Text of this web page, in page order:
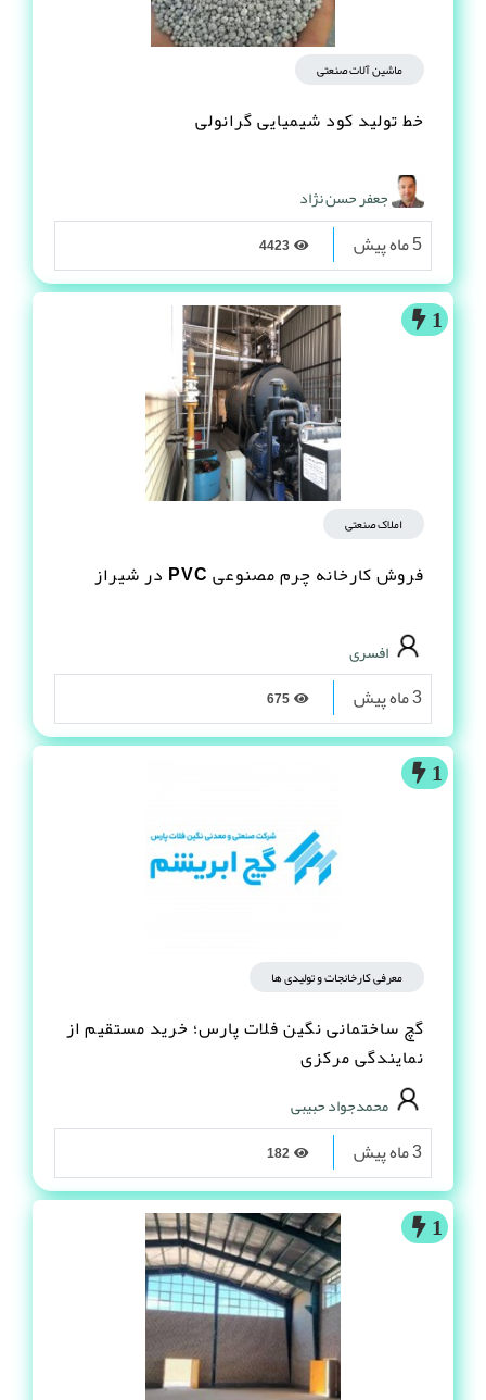
ماشین آلات صنعتی
خط تولید کود شیمیایی گرانولی
جعفر حسن نژاد
5 ماه پیش
1
املاک صنعتی
فروش کارخانه چرم مصنوعى PVC در شیراز
افسری
3 ماه پیش
1
معرفی کارخانجات و تولیدی ها
گچ ساختمانی نگین فلات پارس؛ خرید مستقیم از
نمایندگی مرکزی
محمدجواد حبیبی
3 ماه پیش
1